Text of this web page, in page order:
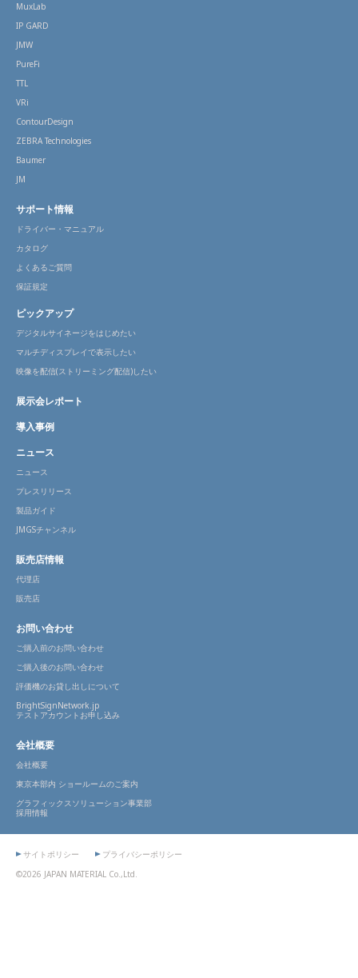
MuxLab
IP GARD
JMW
PureFi
TTL
VRi
ContourDesign
ZEBRA Technologies
Baumer
JM
サポート情報
ドライバー・マニュアル
カタログ
よくあるご質問
保証規定
ピックアップ
デジタルサイネージをはじめたい
マルチディスプレイで表示したい
映像を配信(ストリーミング配信)したい
展示会レポート
導入事例
ニュース
ニュース
プレスリリース
製品ガイド
JMGSチャンネル
販売店情報
代理店
販売店
お問い合わせ
ご購入前のお問い合わせ
ご購入後のお問い合わせ
評価機のお貸し出しについて
BrightSignNetwork.jp
テストアカウントお申し込み
会社概要
会社概要
東京本部内 ショールームのご案内
グラフィックスソリューション事業部
採用情報
©2026 JAPAN MATERIAL Co.,Ltd.
サイトポリシー プライバシーポリシー